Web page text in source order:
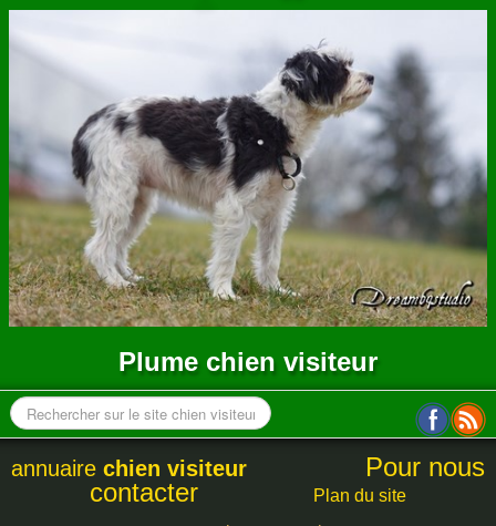
VISUELS▼
Plume chien visiteur
annuaire chien visiteur
Pour nous
contacter
Plan du site